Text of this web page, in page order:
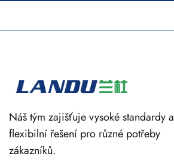
Náš tým zajišťuje vysoké standardy a
flexibilní řešení pro různé potřeby
zákazníků.